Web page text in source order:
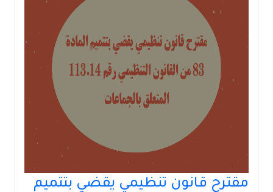
مقترح قانون تنظيمي يقضي بتتميم